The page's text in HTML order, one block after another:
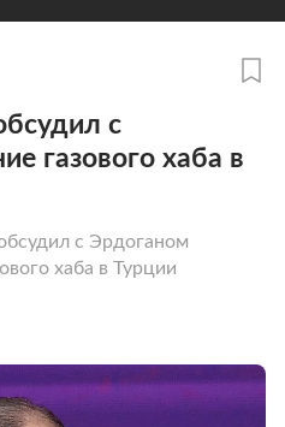
с
газового хаба в
с Эрдоганом
хаба в Турции